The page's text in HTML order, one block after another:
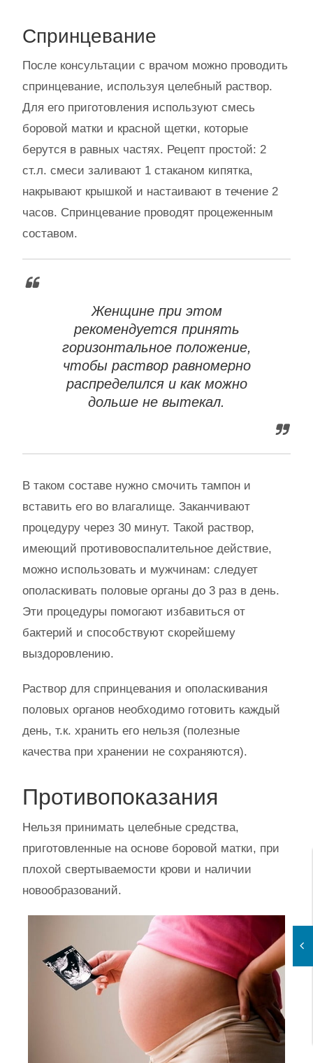
Спринцевание
После консультации с врачом можно проводить
спринцевание, используя целебный раствор.
Для его приготовления используют смесь
боровой матки и красной щетки, которые
берутся в равных частях. Рецепт простой: 2
ст.л. смеси заливают 1 стаканом кипятка,
накрывают крышкой и настаивают в течение 2
часов. Спринцевание проводят процеженным
составом.
Женщине при этом
рекомендуется принять
горизонтальное положение,
чтобы раствор равномерно
распределился и как можно
дольше не вытекал.
В таком составе нужно смочить тампон и
вставить его во влагалище. Заканчивают
процедуру через 30 минут. Такой раствор,
имеющий противовоспалительное действие,
можно использовать и мужчинам: следует
ополаскивать половые органы до 3 раз в день.
Эти процедуры помогают избавиться от
бактерий и способствуют скорейшему
выздоровлению.
Раствор для спринцевания и ополаскивания
половых органов необходимо готовить каждый
день, т.к. хранить его нельзя (полезные
качества при хранении не сохраняются).
Противопоказания
Нельзя принимать целебные средства,
приготовленные на основе боровой матки, при
плохой свертываемости крови и наличии
новообразований.